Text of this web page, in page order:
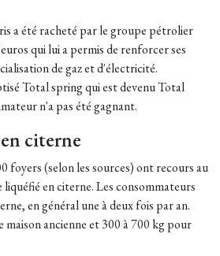
a été racheté par le groupe pétrolier
qui lui a permis de renforcer ses
de gaz et d'électricité.
Total spring qui est devenu Total
n'a pas été gagnant.
citerne
foyers (selon les sources) ont recours au
en citerne. Les consommateurs
en général une à deux fois par an.
maison ancienne et 300 à 700 kg pour